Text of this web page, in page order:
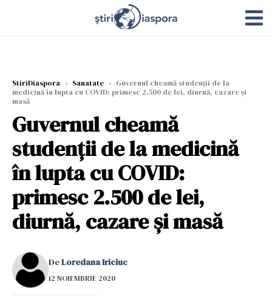
StiriDiaspora › Sanatate › Guvernul cheamă studenţii de la
medicină în lupta cu COVID: primesc 2.500 de lei, diurnă, cazare și
masă
Guvernul cheamă
studenţii de la medicină
în lupta cu COVID:
primesc 2.500 de lei,
diurnă, cazare și masă
DeLoredana Iriciuc
12 NOIEMBRIE 2020